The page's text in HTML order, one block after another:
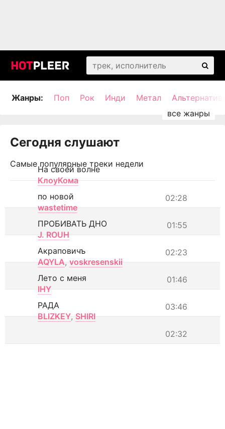
Жанры: Поп Рок Инди Метал
Сегодня слушают
Самые популярные треки недели
На своей волне
КлоуКома
02:28
по новой
wastetime
01:55
ПРОБИВАТЬ ДНО
J. ROUH
02:23
Акраповичъ
AQYLA, voskresenskii
01:46
Лето с меня
IHY
03:46
РАДА
BLIZKEY, SHIRI
02:32